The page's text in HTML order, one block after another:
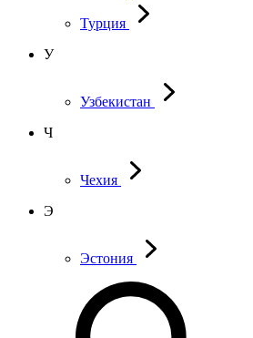
Турция
У
Узбекистан
Ч
Чехия
Э
Эстония